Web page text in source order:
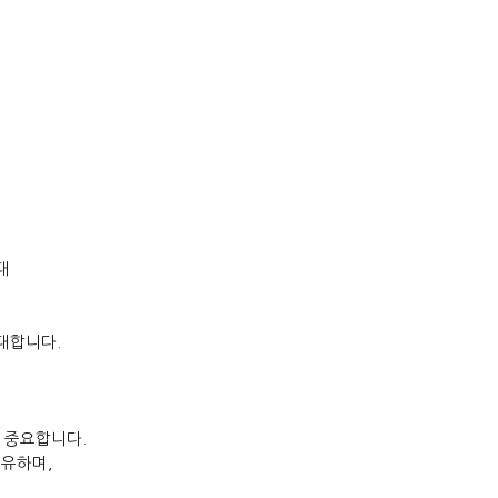
합니다
요합니다
하며